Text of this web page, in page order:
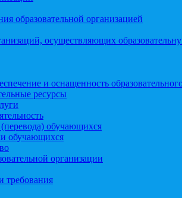
образовательной организацией
осуществляющих
и оснащенность
ресурсы
обучающихся
обучающихся
организации
требования